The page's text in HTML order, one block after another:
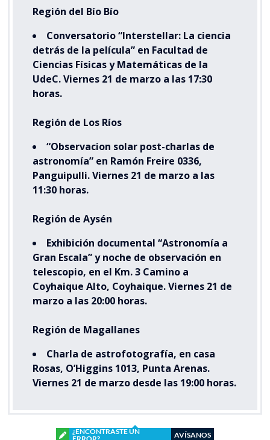
Región del Bío Bío
Conversatorio “Interstellar: La ciencia
detrás de la película” en Facultad de
Ciencias Físicas y Matemáticas de la
UdeC. Viernes 21 de marzo a las 17:30
horas.
Región de Los Ríos
“Observacion solar post-charlas de
astronomía” en Ramón Freire 0336,
Panguipulli. Viernes 21 de marzo a las
11:30 horas.
Región de Aysén
Exhibición documental “Astronomía a
Gran Escala” y noche de observación en
telescopio, en el Km. 3 Camino a
Coyhaique Alto, Coyhaique. Viernes 21 de
marzo a las 20:00 horas.
Región de Magallanes
Charla de astrofotografía, en casa
Rosas, O’Higgins 1013, Punta Arenas.
Viernes 21 de marzo desde las 19:00 horas.
¿ENCONTRASTE UN
AVÍSANOS